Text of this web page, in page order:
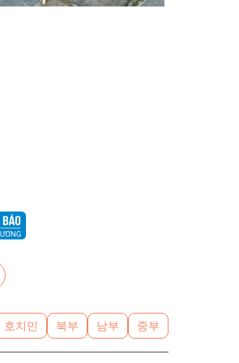
호치민 북부 남부 중부